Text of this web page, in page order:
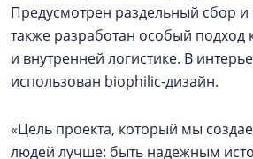
Предусмотрен раздельный сбор и
также разработан особый подход
и внутренней логистике. В
использован biophilic-дизайн.
«Цель проекта, который мы
людей лучше: быть надежным